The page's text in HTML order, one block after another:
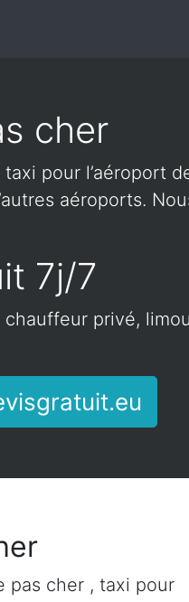
cher
pour l’aéroport
aéroports.
7j/7
privé,
pas cher , taxi pour